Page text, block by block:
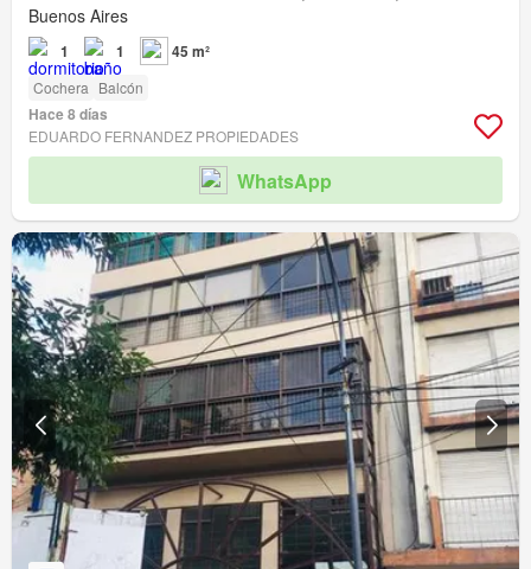
Buenos Aires
1 1 45 m²
Cochera Balcón
Hace 8 días
EDUARDO FERNANDEZ PROPIEDADES
WhatsApp